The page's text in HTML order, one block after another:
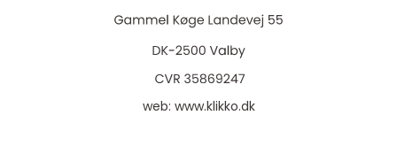
web: www.klikko.dk